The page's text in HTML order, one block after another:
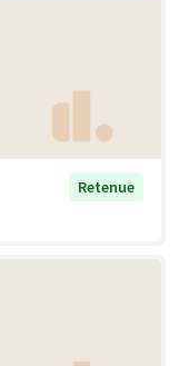
Retenue